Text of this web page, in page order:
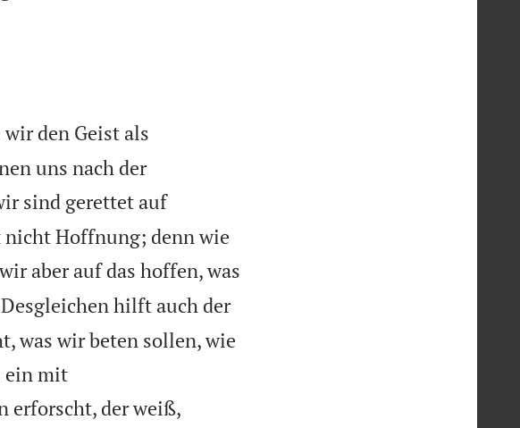
den Geist als
uns nach der
sind gerettet auf
Hoffnung; denn wie
aber auf das hoffen, was
Desgleichen hilft auch der
was wir beten sollen, wie
ein mit
erforscht, der weiß,